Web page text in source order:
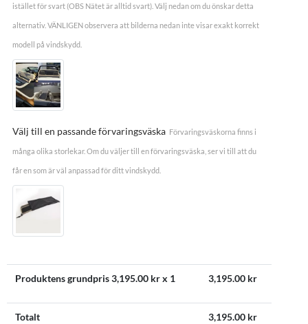
istället för svart (OBS Nätet är alltid svart). Välj nedan om du önskar detta
alternativ. VÄNLIGEN observera att bilderna nedan inte visar exakt korrekt
modell på vindskydd.
Välj till en passande förvaringsväska Förvaringsväskorna finns i
många olika storlekar. Om du väljer till en förvaringsväska, ser vi till att du
får en som är väl anpassad för ditt vindskydd.
Produktens grundpris3,195.00 kr x 1 3,195.00 kr
Totalt 3,195.00 kr